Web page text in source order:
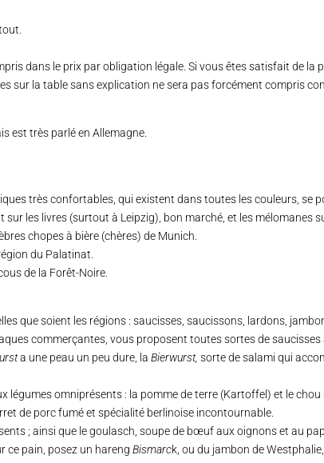
dans le prix par obligation légale. Si vous êtes satisfait de la
sur la table sans explication ne sera pas forcément compris
est très parlé en Allemagne.
très confortables, qui existent dans toutes les couleurs, se
sur les livres (surtout à Leipzig), bon marché, et les mélomanes
chopes à bière (chères) de Munich.
du Palatinat.
de la Forêt-Noire.
que soient les régions : saucisses, saucissons, lardons,
commerçantes, vous proposent toutes sortes de saucisses
a une peau un peu dure, laBierwurst, sorte de salami qui
légumes omniprésents : la pomme de terre (Kartoffel) et le
de porc fumé et spécialité berlinoise incontournable.
; ainsi que le goulasch, soupe de bœuf aux oignons et au
ce pain, posez un harengBismarck, ou du jambon de